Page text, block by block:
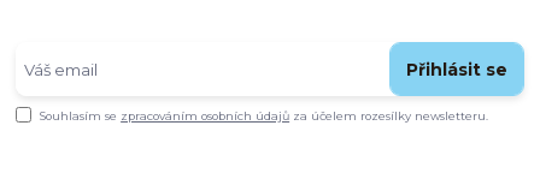
Přihlásit se
Souhlasím se zpracováním osobních údajů za účelem rozesílky newsletteru.